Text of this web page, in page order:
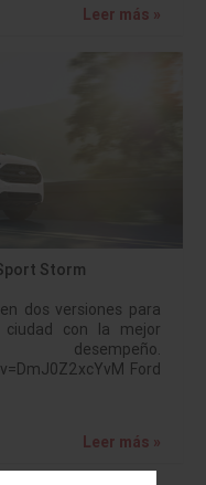
Leer más »
Storm
dos versiones para
con la mejor
Ford
Leer más »